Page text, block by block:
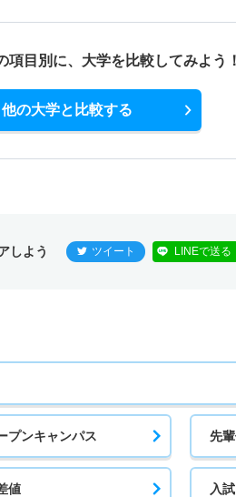
2.10倍 1.90倍 36人
1.30倍 18人 17
校推薦型
1.50倍 1.40倍 34人
前
20人 20
項目別に、 大学を比較してみよう！
他の大学と比較する
しよう ツイート LINEで送る
プンキャンパス 先
値 入試